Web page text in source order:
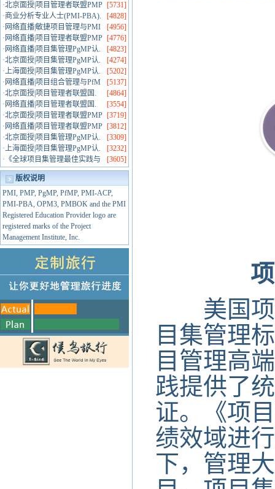
[5731]
·北京面授|项目管理者联盟PMP
[4828]
·商业分析专业人士(PMI-PBA).
[4956]
· 网络直播|敏捷项目管理与PMI
[4776]
· 网络直播|项目管理者联盟PMP
[4823]
· 网络直播|项目集管理PgMP认.
[4274]
·北京面授|项目集管理PgMP认.
[5202]
·上海面授|项目集管理PgMP认.
[5137]
· 网络直播|项目组合管理与PfM
[4864]
·北京面授|项目管理者联盟国.
[3554]
· 网络直播|项目管理者联盟国.
[3719]
·北京面授|项目管理者联盟PMP
[3812]
· 网络直播|项目管理者联盟PMP
[3309]
·北京面授|项目集管理PgMP认.
[3232]
·上海面授|项目集管理PgMP认.
[3605]
· 《全球项目集管理最佳实践与
版权说明
PMI, PMP, PgMP, PfMP, PMI-ACP,
PMI-PBA, OPM3, PMBOK and the PMI
Registered Education Provider logo are
registered marks of the Project
Management Institute, Inc.
美国项
目集管理
目管理高
践提供了
证。《项
绩效域进
下，管理